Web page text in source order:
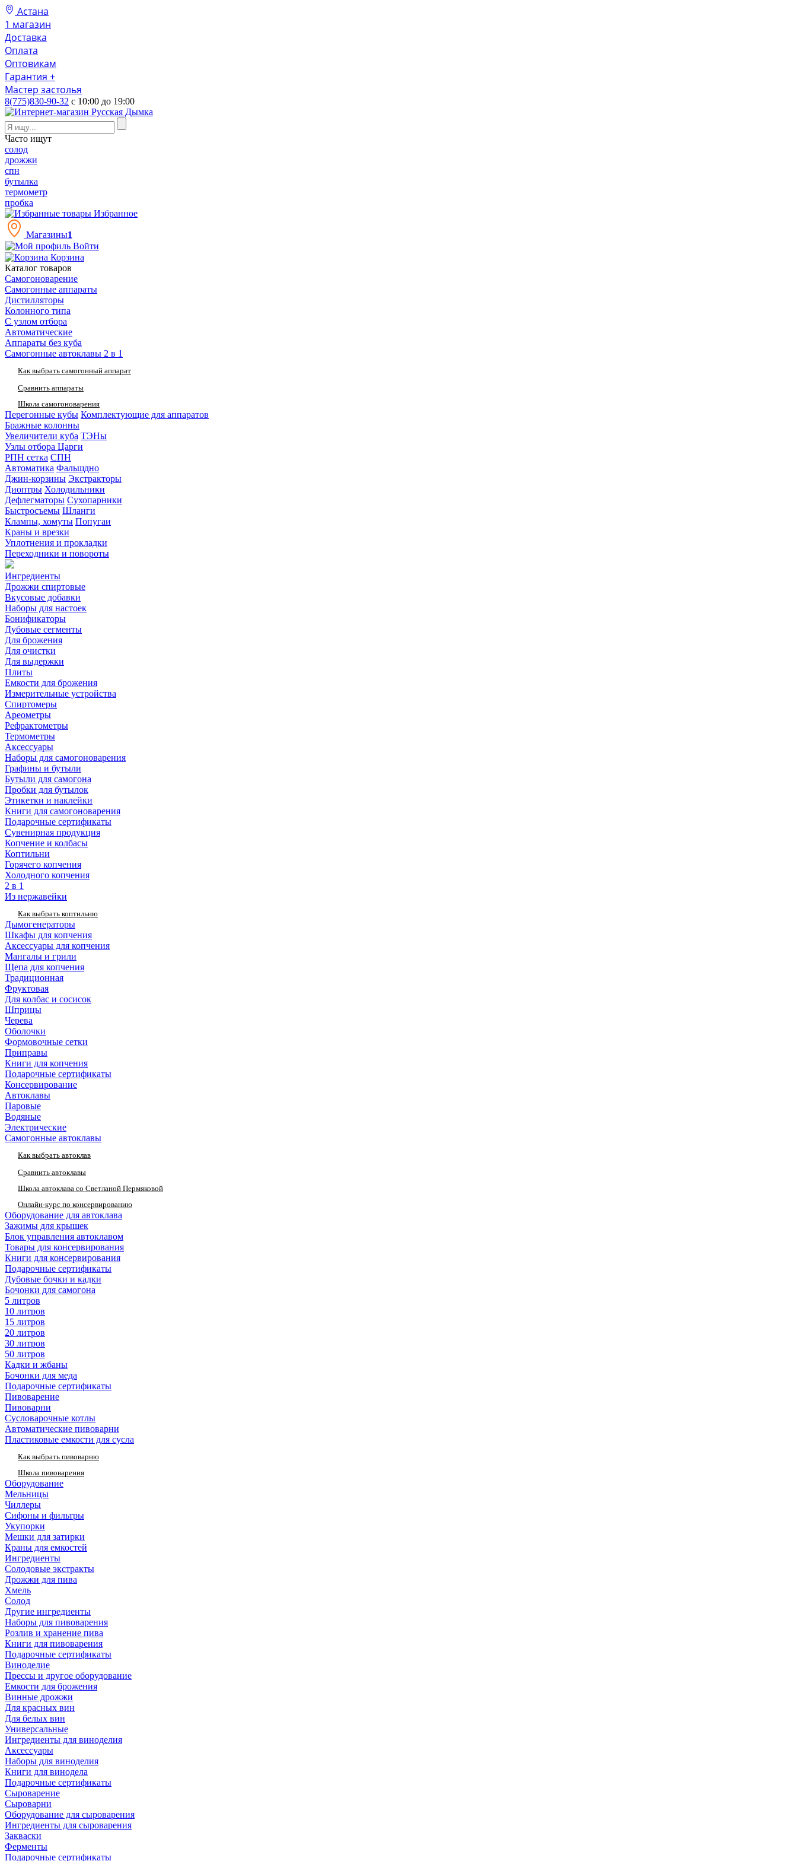
Астана
1 магазин
Доставка
Оплата
Оптовикам
Гарантия +
Мастер застолья
8(775)830-90-32 с 10:00 до 19:00
Часто ищут
солод
дрожжи
спн
бутылка
термометр
пробка
Избранное
Магазины1
Войти
Корзина
Каталог товаров
Самогоноварение
Самогонные аппараты
Дистилляторы
Колонного типа
С узлом отбора
Автоматические
Аппараты без куба
Самогонные автоклавы 2 в 1
Как выбрать самогонный аппарат
Сравнить аппараты
Школа самогоноварения
Перегонные кубы Комплектующие для аппаратов
Бражные колонны
Увеличители куба ТЭНы
Узлы отбора Царги
РПН сетка СПН
Автоматика Фальшдно
Джин-корзины Экстракторы
Диоптры Холодильники
Дефлегматоры Сухопарники
Быстросъемы Шланги
Клампы, хомуты Попугаи
Краны и врезки
Уплотнения и прокладки
Переходники и повороты
Ингредиенты
Дрожжи спиртовые
Вкусовые добавки
Наборы для настоек
Бонификаторы
Дубовые сегменты
Для брожения
Для очистки
Для выдержки
Плиты
Емкости для брожения
Измерительные устройства
Спиртомеры
Ареометры
Рефрактометры
Термометры
Аксессуары
Наборы для самогоноварения
Графины и бутыли
Бутыли для самогона
Пробки для бутылок
Этикетки и наклейки
Книги для самогоноварения
Подарочные сертификаты
Сувенирная продукция
Копчение и колбасы
Коптильни
Горячего копчения
Холодного копчения
2 в 1
Из нержавейки
Как выбрать коптильню
Дымогенераторы
Шкафы для копчения
Аксессуары для копчения
Мангалы и грили
Щепа для копчения
Традиционная
Фруктовая
Для колбас и сосисок
Шприцы
Черева
Оболочки
Формовочные сетки
Приправы
Книги для копчения
Подарочные сертификаты
Консервирование
Автоклавы
Паровые
Водяные
Электрические
Самогонные автоклавы
Как выбрать автоклав
Сравнить автоклавы
Школа автоклава со Светланой Пермяковой
Онлайн-курс по консервированию
Оборудование для автоклава
Зажимы для крышек
Блок управления автоклавом
Товары для консервирования
Книги для консервирования
Подарочные сертификаты
Дубовые бочки и кадки
Бочонки для самогона
5 литров
10 литров
15 литров
20 литров
30 литров
50 литров
Кадки и жбаны
Бочонки для меда
Подарочные сертификаты
Пивоварение
Пивоварни
Сусловарочные котлы
Автоматические пивоварни
Пластиковые емкости для сусла
Как выбрать пивоварню
Школа пивоварения
Оборудование
Мельницы
Чиллеры
Сифоны и фильтры
Укупорки
Мешки для затирки
Краны для емкостей
Ингредиенты
Солодовые экстракты
Дрожжи для пива
Хмель
Солод
Другие ингредиенты
Наборы для пивоварения
Розлив и хранение пива
Книги для пивоварения
Подарочные сертификаты
Виноделие
Прессы и другое оборудование
Емкости для брожения
Винные дрожжи
Для красных вин
Для белых вин
Универсальные
Ингредиенты для виноделия
Аксессуары
Наборы для виноделия
Книги для винодела
Подарочные сертификаты
Сыроварение
Сыроварни
Оборудование для сыроварения
Ингредиенты для сыроварения
Закваски
Ферменты
Подарочные сертификаты